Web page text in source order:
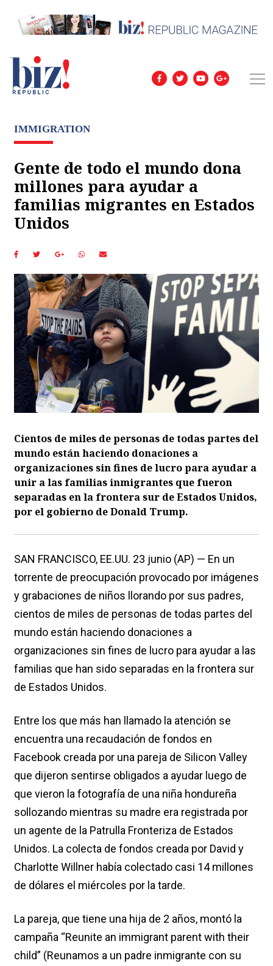
IMMIGRATION
Gente de todo el mundo dona
millones para ayudar a
familias migrantes en Estados
Unidos
Cientos de miles de personas de todas partes del
mundo están haciendo donaciones a
organizaciones sin fines de lucro para ayudar a
unir a las familias inmigrantes que fueron
separadas en la frontera sur de Estados Unidos,
por el gobierno de Donald Trump.
SAN FRANCISCO, EE.UU. 23 junio (AP) — En un
torrente de preocupación provocado por imágenes
y grabaciones de niños llorando por sus padres,
cientos de miles de personas de todas partes del
mundo están haciendo donaciones a
organizaciones sin fines de lucro para ayudar a las
familias que han sido separadas en la frontera sur
de Estados Unidos.
Entre los que más han llamado la atención se
encuentra una recaudación de fondos en
Facebook creada por una pareja de Silicon Valley
que dijeron sentirse obligados a ayudar luego de
que vieron la fotografía de una niña hondureña
sollozando mientras su madre era registrada por
un agente de la Patrulla Fronteriza de Estados
Unidos. La colecta de fondos creada por David y
Charlotte Willner había colectado casi 14 millones
de dólares el miércoles por la tarde.
La pareja, que tiene una hija de 2 años, montó la
campaña “Reunite an immigrant parent with their
child” (Reunamos a un padre inmigrante con su